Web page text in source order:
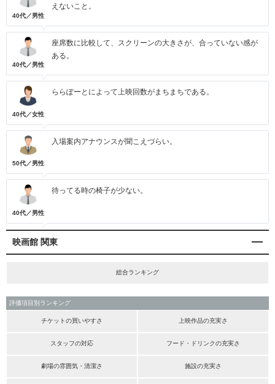
40代／男性
えないこと。
40代／男性
座席数に比較して、スクリーンの大きさが、合っていない感が
ある。
40代／女性
ららぽーとによって上映回数がまちまちである。
50代／男性
入場案内アナウンスが聞こえづらい。
40代／男性
待ってる時の椅子が少ない。
映画館 関東
総合ランキング
評価項目別ランキング
チケットの買いやすさ 上映作品の充実さ
スタッフの対応 フード・ドリンクの充実さ
劇場の雰囲気・清潔さ 施設の充実さ